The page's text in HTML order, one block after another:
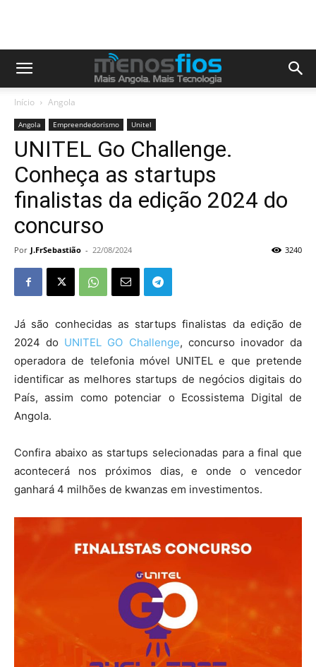
Início Angola
Angola Empreendedorismo Unitel
UNITEL Go Challenge.
Conheça as startups
finalistas da edição 2024 do
concurso
Por J.FrSebastião - 22/08/2024 3240
Já são conhecidas as startups finalistas da edição de
2024 do UNITEL GO Challenge, concurso inovador da
operadora de telefonia móvel UNITEL e que pretende
identificar as melhores startups de negócios digitais do
País, assim como potenciar o Ecossistema Digital de
Angola.
Confira abaixo as startups selecionadas para a final que
acontecerá nos próximos dias, e onde o vencedor
ganhará 4 milhões de kwanzas em investimentos.